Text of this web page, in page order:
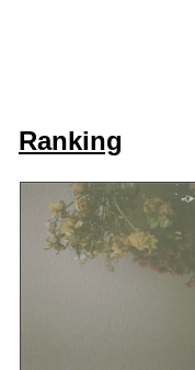
Ranking